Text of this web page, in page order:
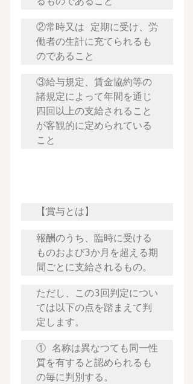
②常時又は 定期に受け、労
働者の生計に充てられるも
のであること
③給与規定、賃金協約等の
諸規定によって年間を通じ
四回以上の支給されること
が客観的に定められている
こと
【賞与とは】
報酬のうち、臨時に受ける
ものおよび3か月を超える期
間ごとに支給されるもの。
ただし、この3回判定につい
ては以下の点を踏まえて判
定します。
① 名称は異なつても同一性
質を有すると認められるも
の毎に判別する。